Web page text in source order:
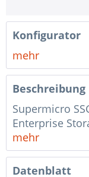
1 Stk.
1 Stk.
1 Stk.
Konfigurator
mehr
Beschreibung
Supermicro
Enterprise
mehr
Datenblatt